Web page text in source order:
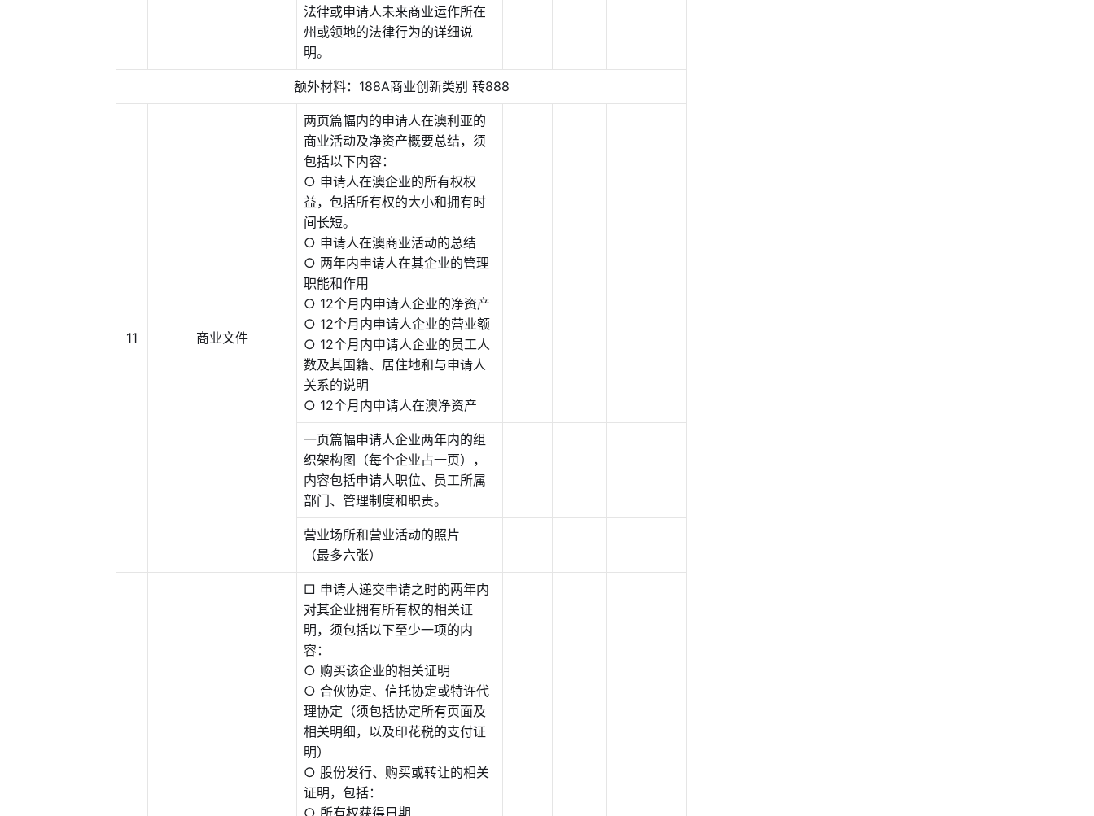
法律或申请人未来商业运作所在
州或领地的法律行为的详细说
明。
额外材料：188A商业创新类别 转888
11 商业文件
两页篇幅内的申请人在澳利亚的
商业活动及净资产概要总结，须
包括以下内容：
○ 申请人在澳企业的所有权权
益，包括所有权的大小和拥有时
间长短。
○ 申请人在澳商业活动的总结
○ 两年内申请人在其企业的管理
职能和作用
○ 12个月内申请人企业的净资产
○ 12个月内申请人企业的营业额
○ 12个月内申请人企业的员工人
数及其国籍、居住地和与申请人
关系的说明
○ 12个月内申请人在澳净资产
一页篇幅申请人企业两年内的组
织架构图（每个企业占一页），
内容包括申请人职位、员工所属
部门、管理制度和职责。
营业场所和营业活动的照片
（最多六张）
□ 申请人递交申请之时的两年内
对其企业拥有所有权的相关证
明，须包括以下至少一项的内
容：
○ 购买该企业的相关证明
○ 合伙协定、信托协定或特许代
理协定（须包括协定所有页面及
相关明细，以及印花税的支付证
明）
○ 股份发行、购买或转让的相关
证明，包括：
○ 所有权获得日期